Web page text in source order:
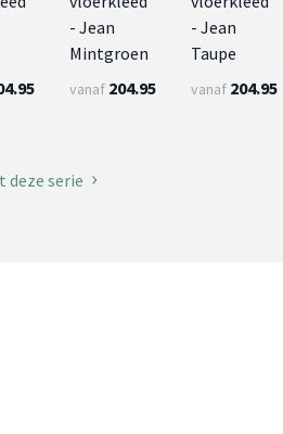
- Jean
Mintgroen
vanaf 204.95
- Jean
Taupe
vanaf 204.95
deze serie